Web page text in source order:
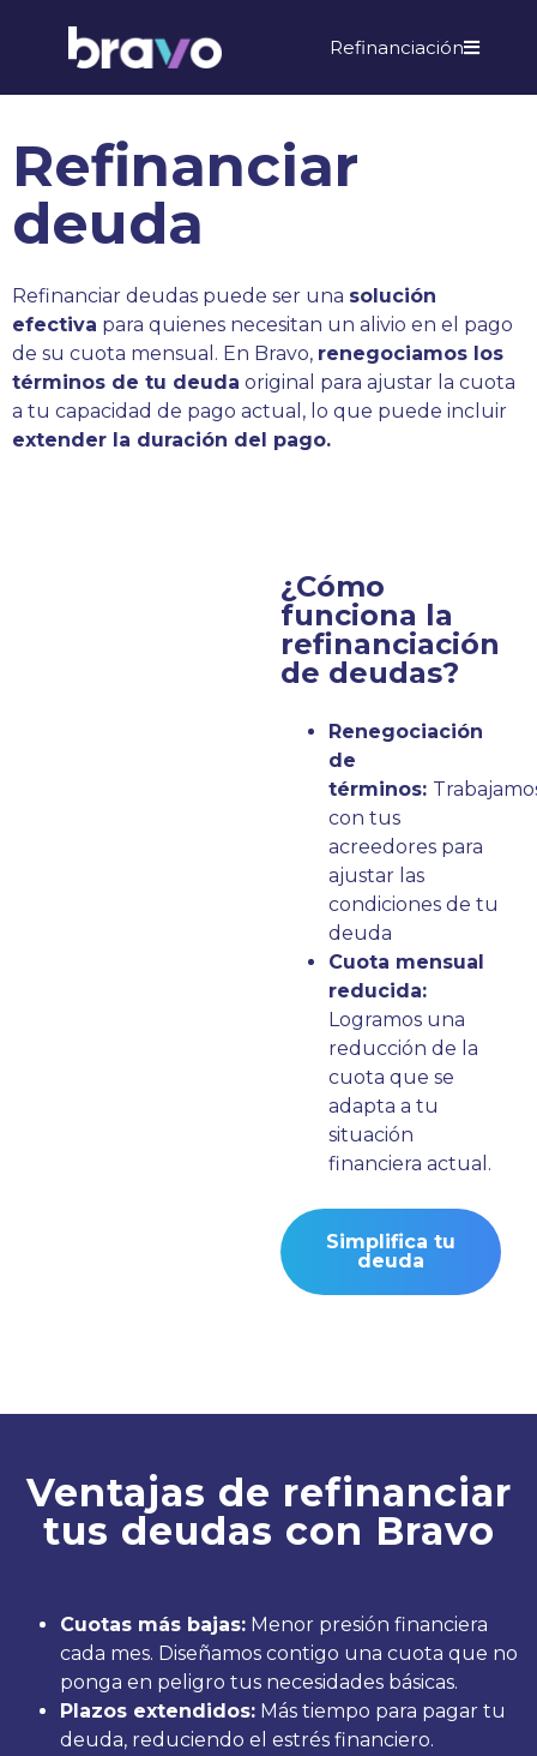
Refinanciación
Refinanciar
deuda
Refinanciar deudas puede ser una solución
efectiva para quienes necesitan un alivio en el pago
de su cuota mensual. En Bravo, renegociamos los
términos de tu deuda original para ajustar la cuota
a tu capacidad de pago actual, lo que puede incluir
extender la duración del pago.
¿Cómo
funciona la
refinanciación
de deudas?
Renegociación
de
términos:
con tus
acreedores para
ajustar las
condiciones de tu
deuda
Cuota mensual
reducida:
Logramos una
reducción de la
cuota que se
adapta a tu
situación
financiera actual.
Simplifica tu
deuda
Ventajas de refinanciar
tus deudas con Bravo
Cuotas más bajas: Menor presión financiera
cada mes. Diseñamos contigo una cuota que no
ponga en peligro tus necesidades básicas.
Plazos extendidos: Más tiempo para pagar tu
deuda, reduciendo el estrés financiero.